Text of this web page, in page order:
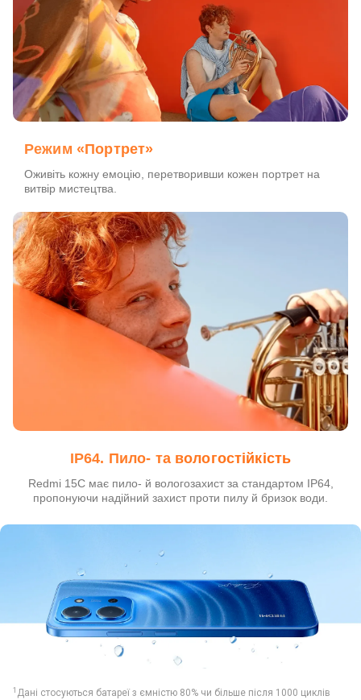
Режим «Портрет»
Оживіть кожну емоцію, перетворивши кожен портрет на
витвір мистецтва.
IP64. Пило- та вологостійкість
Redmi 15C має пило- й вологозахист за стандартом IP64,
пропонуючи надійний захист проти пилу й бризок води.
1 Дані стосуються батареї з ємністю 80% чи більше після 1000 циклів